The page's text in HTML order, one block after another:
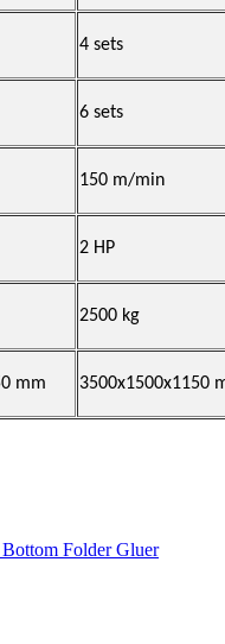
4 sets
6 sets
150 m/min
2 HP
2500 kg
mm 3500x1500x1150
Folder Gluer